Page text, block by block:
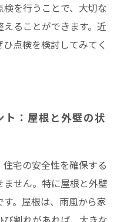
を行うことで、大切な
ることができます。近
点検を検討してみてく
ト：屋根と外壁の状
宅の安全性を確保する
せん。特に屋根と外壁
。屋根は、雨風から家